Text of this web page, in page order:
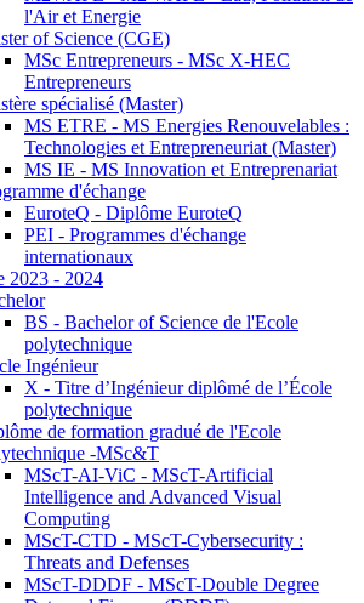
l'Air et Energie
of Science (CGE)
MSc Entrepreneurs - MSc X-HEC
Entrepreneurs
spécialisé (Master)
MS ETRE - MS Energies Renouvelables :
Technologies et Entrepreneuriat (Master)
MS IE - MS Innovation et Entreprenariat
d'échange
EuroteQ - Diplôme EuroteQ
PEI - Programmes d'échange
internationaux
2023 - 2024
BS - Bachelor of Science de l'Ecole
polytechnique
Ingénieur
X - Titre d’Ingénieur diplômé de l’École
polytechnique
de formation gradué de l'Ecole
-MSc&T
MScT-AI-ViC - MScT-Artificial
Intelligence and Advanced Visual
Computing
MScT-CTD - MScT-Cybersecurity :
Threats and Defenses
MScT-DDDF - MScT-Double Degree